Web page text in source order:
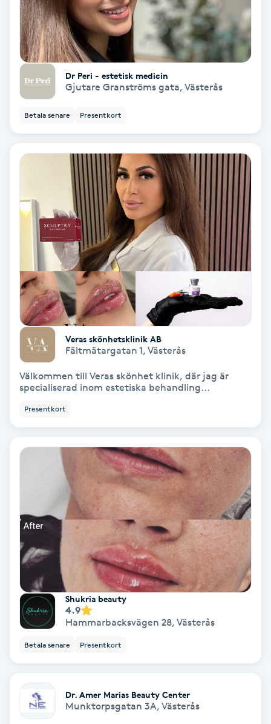
Rosenmetoden
Ryggmassage
Singelfransar
Sjukgymnastik
Skalpmassage
Skinbooster
Sklerosering
Skoinlägg
Skägg
Skäggfärgning
Skäggklippning
Skäggtrimmning
Skönhet
Slingor
Sockring
Spa manikyr & pedikyr
Spa-manikyr
Dr Peri - estetisk medicin
Gjutare Granströms gata, Västerås
Betala senare Presentkort
Veras skönhetsklinik AB
Fältmätargatan 1, Västerås
Välkommen till Veras skönhet klinik, där jag är
specialiserad inom estetiska behandling...
Presentkort
Shukria beauty
4.9
Hammarbacksvägen 28, Västerås
Betala senare Presentkort
Dr. Amer Marias Beauty Center
Munktorpsgatan 3A, Västerås